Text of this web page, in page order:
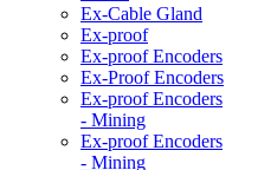
Ex-Cable Gland
Ex-proof
Ex-proof Encoders
Ex-Proof Encoders
Ex-proof Encoders
- Mining
Ex-proof Encoders
- Mining